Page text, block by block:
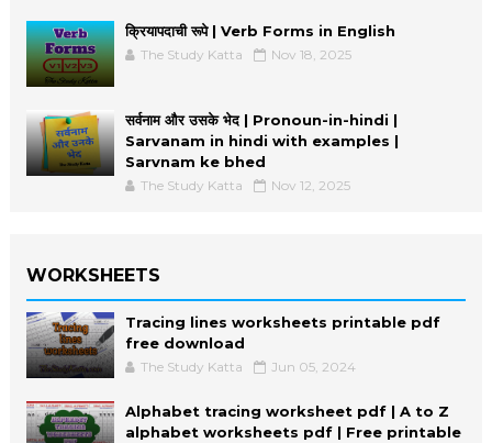
क्रियापदाची रूपे | Verb Forms in English
The Study Katta Nov 18, 2025
सर्वनाम और उसके भेद | Pronoun-in-hindi |
Sarvanam in hindi with examples |
Sarvnam ke bhed
The Study Katta Nov 12, 2025
WORKSHEETS
Tracing lines worksheets printable pdf
free download
The Study Katta Jun 05, 2024
Alphabet tracing worksheet pdf | A to Z
alphabet worksheets pdf | Free printable